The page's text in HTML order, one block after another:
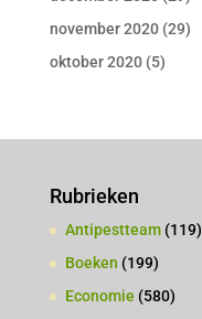
november 2020(29)
oktober 2020(5)
Rubrieken
Antipestteam(119)
Boeken (199)
Economie (580)